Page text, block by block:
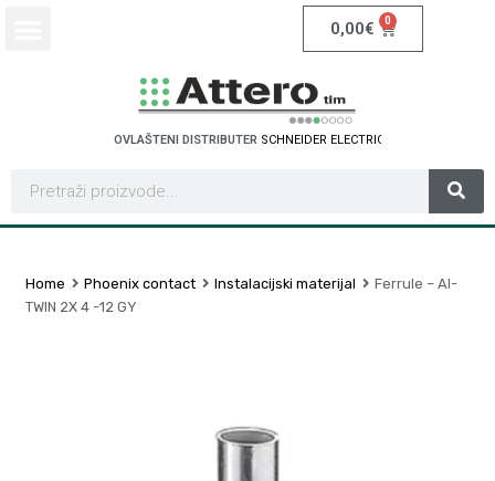
0,00€ 0
OVLAŠTENI DISTRIBUTER SCHNEIDER ELECTRIC
Home Phoenix contact Instalacijski materijal
Ferrule – AI-
TWIN 2X 4 -12 GY